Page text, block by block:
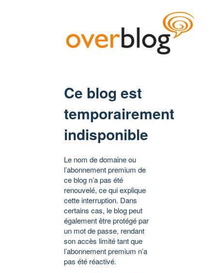
Ce blog est
temporairement
indisponible
Le nom de domaine ou
l’abonnement premium de
ce blog n’a pas été
renouvelé, ce qui explique
cette interruption. Dans
certains cas, le blog peut
également être protégé par
un mot de passe, rendant
son accès limité tant que
l’abonnement premium n’a
pas été réactivé.